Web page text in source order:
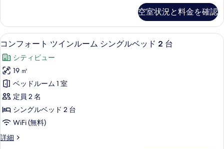
す
べ
て
の
写
真
を
表
示
す
台
の
詳
細
ム
ク
イ
ー
ン
ベ
ッ
ド
1
台
ス
ダ
ブ
ル
ー
ム
ク
イ
ー
ン
ベ
ッ
ド
空室状況と料金を確認
コ
ン
フ
ォ
ー
ト
ツ
ン
コンフォート ツインルーム シング
12
コンフォート ツインルーム シングルベッド 2 台
シティビュー
19 ㎡
ベッドルーム 1 室
定員 2 名
シングルベッド 2 台
WiFi (無料)
詳細
コ